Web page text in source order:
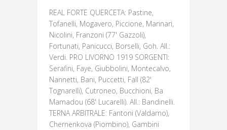
REAL FORTE QUERCETA: Pastine,
Tofanelli, Mogavero, Piccione, Marinari,
Nicolini, Franzoni (77' Gazzoli),
Fortunati, Panicucci, Borselli, Goh. All.:
Verdi. PRO LIVORNO 1919 SORGENTI:
Serafini, Faye, Giubbolini, Montecalvo,
Nannetti, Bani, Puccetti, Fall (82'
Tognarelli), Cutroneo, Bucchioni, Ba
Mamadou (68' Lucarelli). All.: Bandinelli.
TERNA ARBITRALE: Fantoni (Valdarno),
Chernenkova (Piombino), Gambini